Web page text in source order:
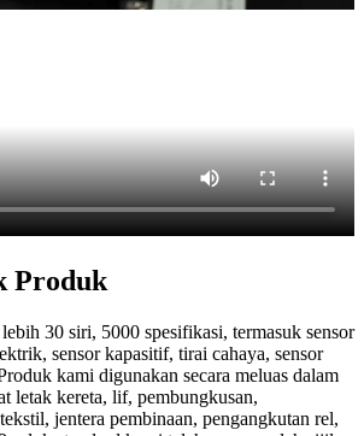
Produk
30 siri, 5000 spesifikasi, termasuk sensor
sensor kapasitif, tirai cahaya, sensor
kami digunakan secara meluas dalam
letak kereta, lif, pembungkusan,
jentera pembinaan, pengangkutan rel,